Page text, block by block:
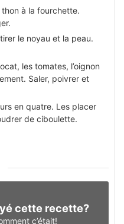
thon à la fourchette.
le noyau et la peau.
les tomates, l’oignon
Saler, poivrer et
en quatre. Les placer
de ciboulette.
cette recette?
c’était!